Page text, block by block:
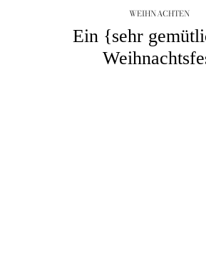
WEIHNACHTEN
Ein {sehr